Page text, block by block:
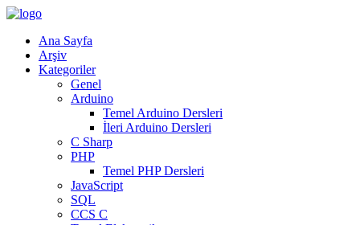
Ana Sayfa
Arşiv
Kategoriler
Genel
Arduino
Temel Arduino Dersleri
İleri Arduino Dersleri
C Sharp
PHP
Temel PHP Dersleri
JavaScript
SQL
CCS C